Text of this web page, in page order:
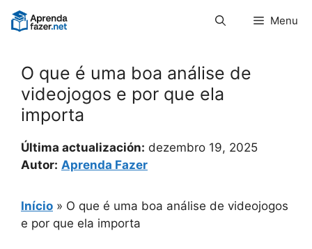
Pular
para
Menu
O que é uma boa análise de
videojogos e por que ela
importa
Última actualización: dezembro 19, 2025
Autor: Aprenda Fazer
Início » O que é uma boa análise de videojogos
e por que ela importa